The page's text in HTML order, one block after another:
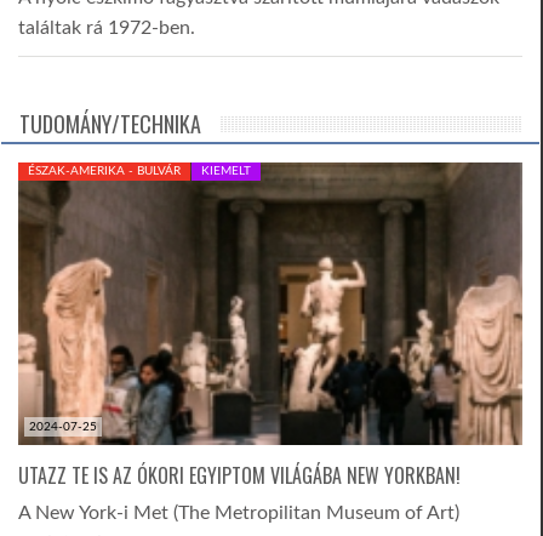
találtak rá 1972-ben.
TUDOMÁNY/TECHNIKA
2024-07-25
ÉSZAK-AMERIKA - BULVÁR KIEMELT
UTAZZ TE IS AZ ÓKORI EGYIPTOM VILÁGÁBA NEW YORKBAN!
A New York-i Met (The Metropilitan Museum of Art)